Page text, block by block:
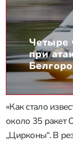
Четыре
при
«Как стало
около 35 ракет
„Цирконы“. В